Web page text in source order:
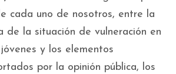
cada uno de nosotros, entre la
de la situación de vulneración en
y los elementos
por la opinión pública, los